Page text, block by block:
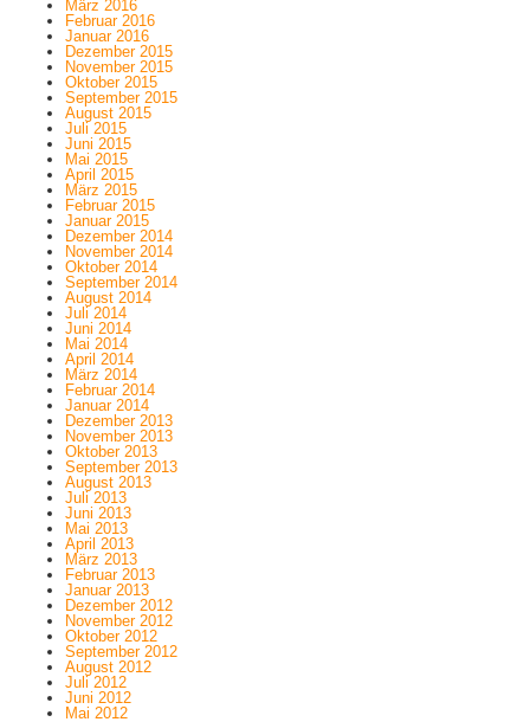
März 2016
Februar 2016
Januar 2016
Dezember 2015
November 2015
Oktober 2015
September 2015
August 2015
Juli 2015
Juni 2015
Mai 2015
April 2015
März 2015
Februar 2015
Januar 2015
Dezember 2014
November 2014
Oktober 2014
September 2014
August 2014
Juli 2014
Juni 2014
Mai 2014
April 2014
März 2014
Februar 2014
Januar 2014
Dezember 2013
November 2013
Oktober 2013
September 2013
August 2013
Juli 2013
Juni 2013
Mai 2013
April 2013
März 2013
Februar 2013
Januar 2013
Dezember 2012
November 2012
Oktober 2012
September 2012
August 2012
Juli 2012
Juni 2012
Mai 2012